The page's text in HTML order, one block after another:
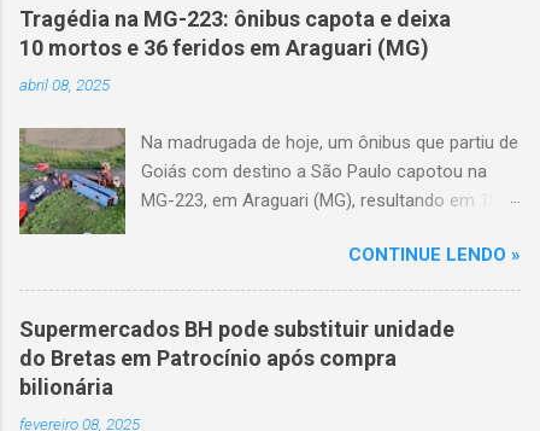
Tragédia na MG-223: ônibus capota e deixa
10 mortos e 36 feridos em Araguari (MG)
abril 08, 2025
Na madrugada de hoje, um ônibus que partiu de
Goiás com destino a São Paulo capotou na
MG-223, em Araguari (MG), resultando em 10
volta das 3h40, próximo ao trevo de Queixinho,
quando o motorista perdeu o controle do
veículo, atravessou o canteiro central e
capotou em uma alça de acesso. Entre as
vítimas fatais, há duas crianças de
CONTINUE LENDO »
Supermercados BH pode substituir unidade
do Bretas em Patrocínio após compra
bilionária
fevereiro 08, 2025